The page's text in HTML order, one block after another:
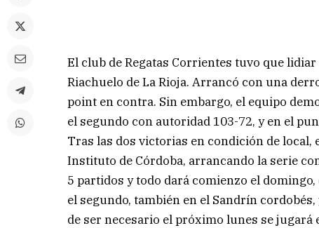
El club de Regatas Corrientes tuvo que
Riachuelo de La Rioja. Arrancó con una
point en contra. Sin embargo, el equipo
el segundo con autoridad 103-72, y en el
Tras las dos victorias en condición de local,
Instituto de Córdoba, arrancando la serie
5 partidos y todo dará comienzo el
el segundo, también en el Sandrín
de ser necesario el próximo lunes se